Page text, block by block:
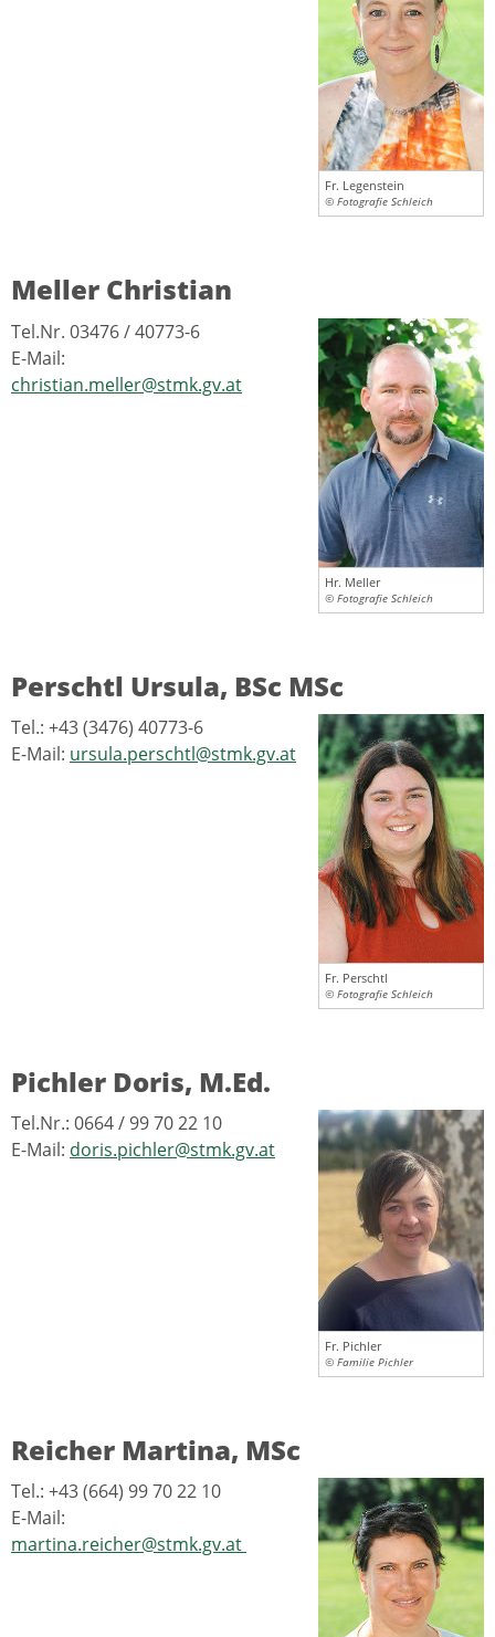
Fr. Legenstein
© Fotografie Schleich
Meller Christian
Hr. Meller
© Fotografie Schleich
Tel.Nr. 03476 / 40773-6
E-Mail:
christian.meller@stmk.gv.at
Perschtl Ursula, BSc MSc
Fr. Perschtl
© Fotografie Schleich
Tel.: +43 (3476) 40773-6
E-Mail: ursula.perschtl@stmk.gv.at
Pichler Doris, M.Ed.
Fr. Pichler
© Familie Pichler
Tel.Nr.: 0664 / 99 70 22 10
E-Mail: doris.pichler@stmk.gv.at
Reicher Martina, MSc
Tel.: +43 (664) 99 70 22 10
E-Mail:
martina.reicher@stmk.gv.at